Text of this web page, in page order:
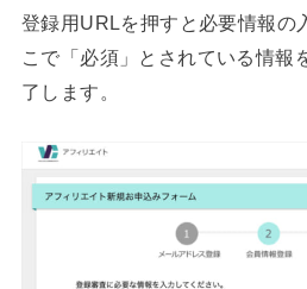
登録用URLを押すと必要情報の
こで「必須」とされている情報
了します。